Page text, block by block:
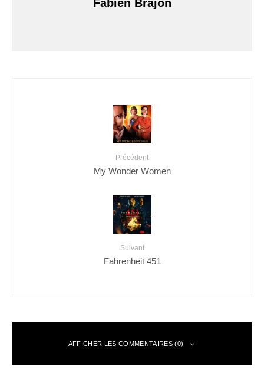
Fabien Brajon
Précédent
My Wonder Women
Suivant
Fahrenheit 451
AFFICHER LES COMMENTAIRES (0)